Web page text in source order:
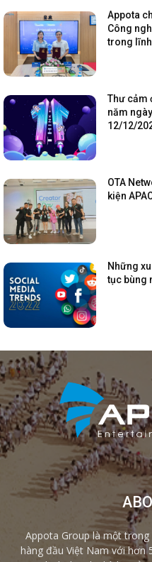
Appota
Công
trong
Thư cảm
năm
12/12/
OTA
kiện
Những
tục bùng
Appota Group là một
hàng đầu Việt Nam với hơn